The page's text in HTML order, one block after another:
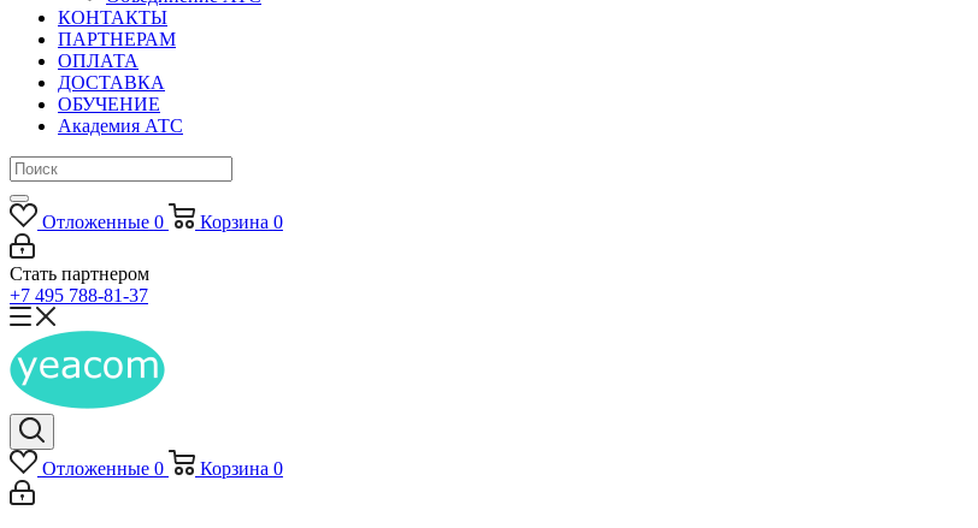
КОНТАКТЫ
ПАРТНЕРАМ
ОПЛАТА
ДОСТАВКА
ОБУЧЕНИЕ
Академия АТС
Отложенные 0 Корзина 0
Стать партнером
+7 495 788-81-37
Отложенные 0 Корзина 0